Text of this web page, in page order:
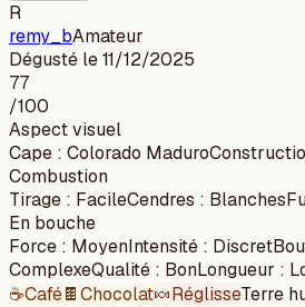
R
remy_bAmateur
Dégusté le11/12/2025
77
/100
Aspect visuel
Cape : Colorado Maduro
Combustion
Tirage : FacileCendres : Blanches
En bouche
Force : MoyenIntensité : Discret
ComplexeQualité : BonLongueur :
☕Café🍫Chocolat🍬RéglisseTerre